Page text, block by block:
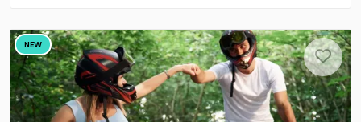
NEW